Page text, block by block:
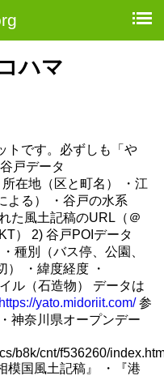
ハマ
トです。必ずしも「や
戸データ
在地（区と町名） ・江
よる） ・谷戸の水系
た風土記稿のURL（＠
） 2) 谷戸POIデータ
種別（バス停、公園、
） ・緯度経度 ・
ル（石造物） データは
https://yato.midoriit.com/参
神奈川県オープンデー
b8k/cnt/f536260/
模国風土記稿』 ・『港